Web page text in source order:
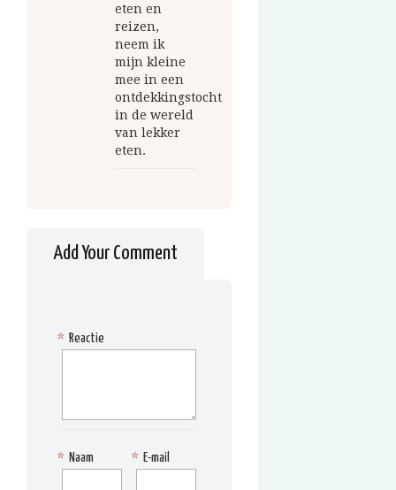
eten en
reizen,
neem ik
mijn kleine
mee in een
ontdekkingstocht
in de wereld
van lekker
eten.
Add Your Comment
Reactie
*
Naam
* E-mail
*